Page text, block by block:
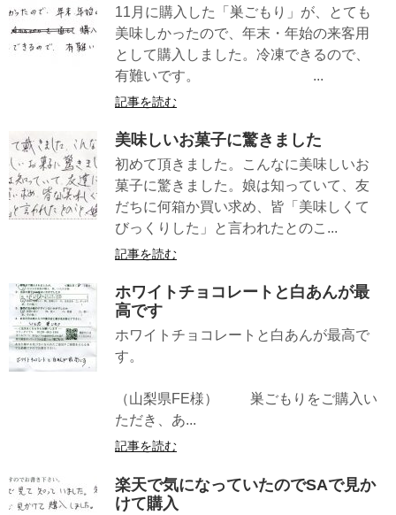
11月に購入した「巣ごもり」が、とても
美味しかったので、年末・年始の来客用
として購入しました。冷凍できるので、
有難いです。 ...
記事を読む
美味しいお菓子に驚きました
初めて頂きました。こんなに美味しいお
菓子に驚きました。娘は知っていて、友
だちに何箱か買い求め、皆「美味しくて
びっくりした」と言われたとのこ...
記事を読む
ホワイトチョコレートと白あんが最
高です
ホワイトチョコレートと白あんが最高で
す。
（山梨県FE様） 巣ごもりをご購入い
ただき、あ...
記事を読む
楽天で気になっていたのでSAで見か
けて購入